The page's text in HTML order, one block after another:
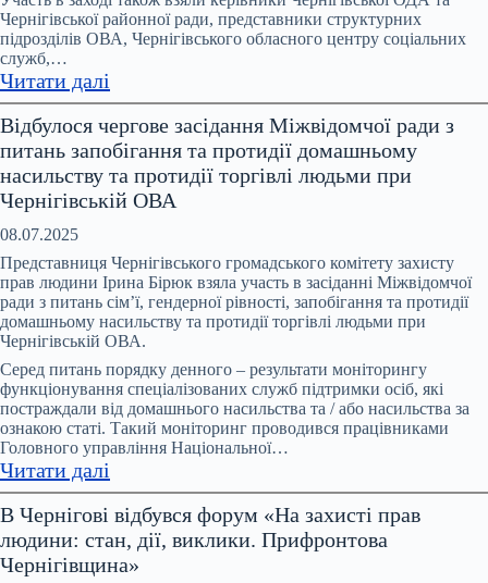
лише
ті
про
стало
Чернігівської районної ради, представники структурних
підрозділів ОВА, Чернігівського обласного центру соціальних
служб,…
Читати далі
В
Чернігові
відбулася
Координаційна
зустріч
групи
за
ініціативи
Офісу
Омбудсмана
України
та
ООН
Жінки
в
Україні
Відбулося чергове засідання Міжвідомчої ради з
питань запобігання та протидії домашньому
насильству та протидії торгівлі людьми при
Чернігівській ОВА
08.07.2025
Представниця Чернігівського громадського комітету захисту
прав людини Ірина Бірюк взяла участь в засіданні Міжвідомчої
ради з питань сімʼї, гендерної рівності, запобігання та протидії
домашньому насильству та протидії торгівлі людьми при
Чернігівській ОВА.
Серед питань порядку денного – результати моніторингу
функціонування спеціалізованих служб підтримки осіб, які
постраждали від домашнього насильства та / або насильства за
ознакою статі. Такий моніторинг проводився працівниками
Головного управління Національної…
Читати далі
Відбулося
чергове
засідання
Міжвідомчої
В Чернігові відбувся форум «На захисті прав
людини: стан, дії, виклики. Прифронтова
Чернігівщина»